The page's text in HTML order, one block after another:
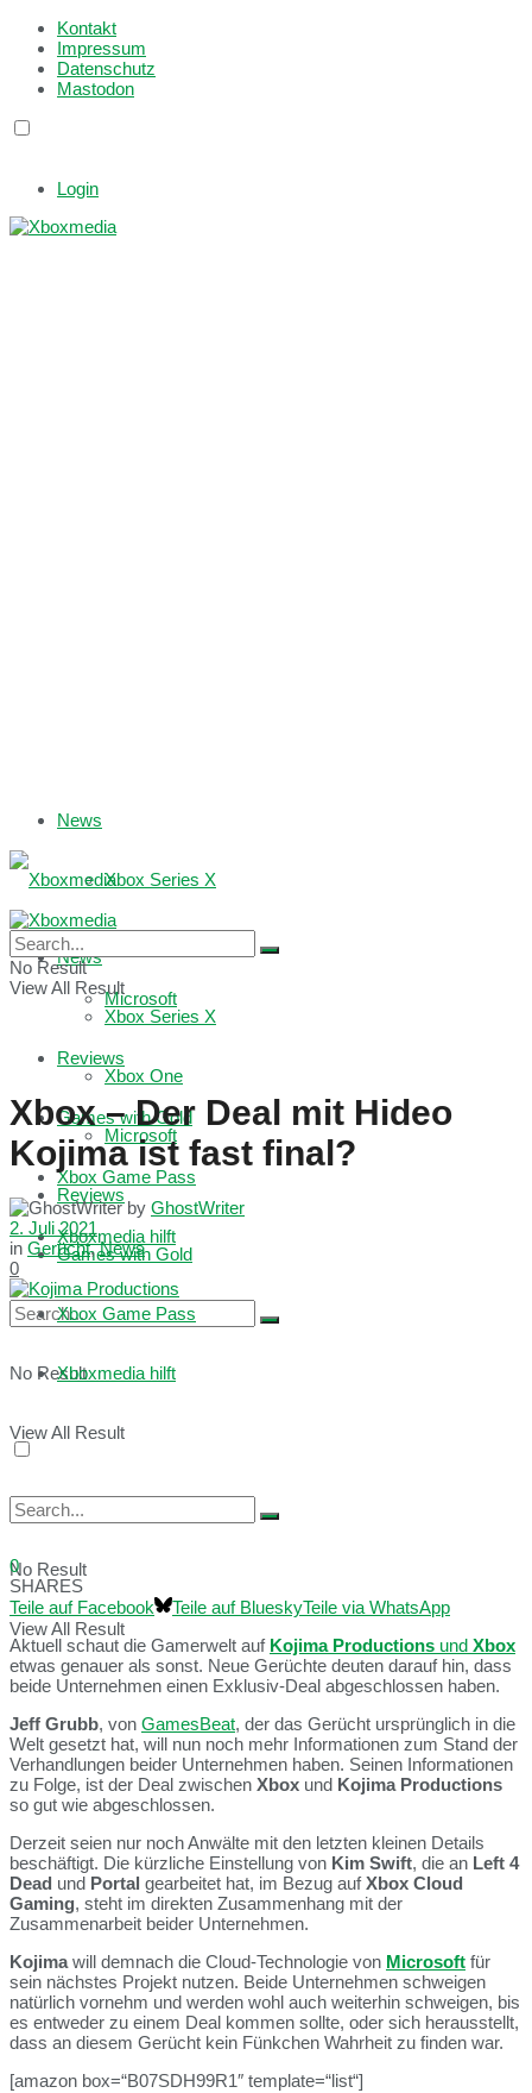
Kontakt
Impressum
Datenschutz
Mastodon
Login
News
Xbox Series X
Microsoft
Reviews
Games with Gold
Xbox Game Pass
Xboxmedia hilft
No Result
View All Result
News
Xbox Series X
Xbox One
Microsoft
Reviews
Games with Gold
Xbox Game Pass
Xboxmedia hilft
No Result
View All Result
No Result
View All Result
Xbox – Der Deal mit Hideo
Kojima ist fast final?
by GhostWriter
2. Juli 2021
in Gerücht,News
0
0
SHARES
Teile auf Facebook
Teile auf BlueskyTeile via WhatsApp
Aktuell schaut die Gamerwelt auf Kojima Productions und Xbox
etwas genauer als sonst. Neue Gerüchte deuten darauf hin, dass
beide Unternehmen einen Exklusiv-Deal abgeschlossen haben.
Jeff Grubb, von GamesBeat, der das Gerücht ursprünglich in die
Welt gesetzt hat, will nun noch mehr Informationen zum Stand der
Verhandlungen beider Unternehmen haben. Seinen Informationen
zu Folge, ist der Deal zwischen Xbox und Kojima Productions
so gut wie abgeschlossen.
Derzeit seien nur noch Anwälte mit den letzten kleinen Details
beschäftigt. Die kürzliche Einstellung von Kim Swift, die an Left 4
Dead und Portal gearbeitet hat, im Bezug aufXbox Cloud
Gaming, steht im direkten Zusammenhang mit der
Zusammenarbeit beider Unternehmen.
Kojimawill demnach die Cloud-Technologie von Microsoft für
sein nächstes Projekt nutzen. Beide Unternehmen schweigen
natürlich vornehm und werden wohl auch weiterhin schweigen, bis
es entweder zu einem Deal kommen sollte, oder sich herausstellt,
dass an diesem Gerücht kein Fünkchen Wahrheit zu finden war.
[amazon box=“B07SDH99R1″ template=“list“]